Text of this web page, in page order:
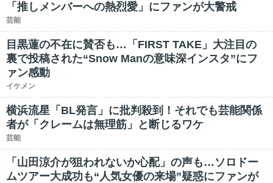
「推しメンバーへの熱烈愛」にファンが大警戒
芸能
目黒蓮の不在に賛否も…「FIRST TAKE」大注目の
裏で投稿された“Snow Manの意味深インスタ”にフ
ァン感動
イケメン
横浜流星「BL発言」に批判殺到！それでも芸能関係
者が「クレームは無理筋」と断じるワケ
芸能
「山田涼介が狙われないか心配」の声も…ソロドー
ムツアー大成功も“人気女優の来場”疑惑にファンが